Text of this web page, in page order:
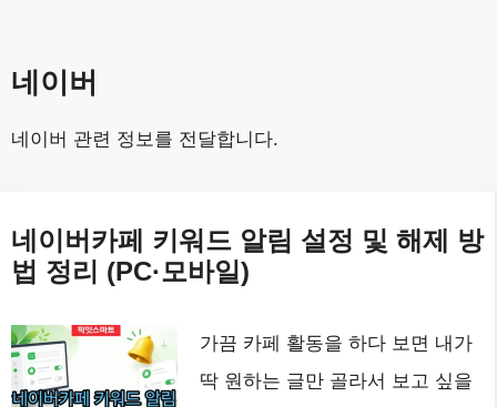
네이버
네이버 관련 정보를 전달합니다.
네이버카페 키워드 알림 설정 및 해제 방
법 정리 (PC·모바일)
가끔 카페 활동을 하다 보면 내가
딱 원하는 글만 골라서 보고 싶을